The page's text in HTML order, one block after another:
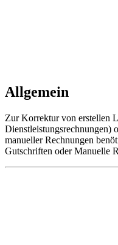
Allgemein
Zur Korrektur von erstellen
Dienstleistungsrechnungen)
manueller Rechnungen
Gutschriften oder Manuelle